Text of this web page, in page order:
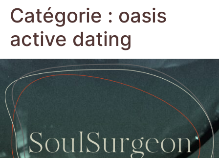
Catégorie : oasis
active dating